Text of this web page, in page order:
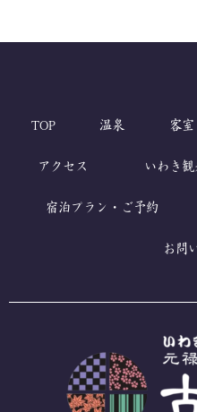
TOP 温泉 客室
アクセス いわき
宿泊プラン・ご予約
お問